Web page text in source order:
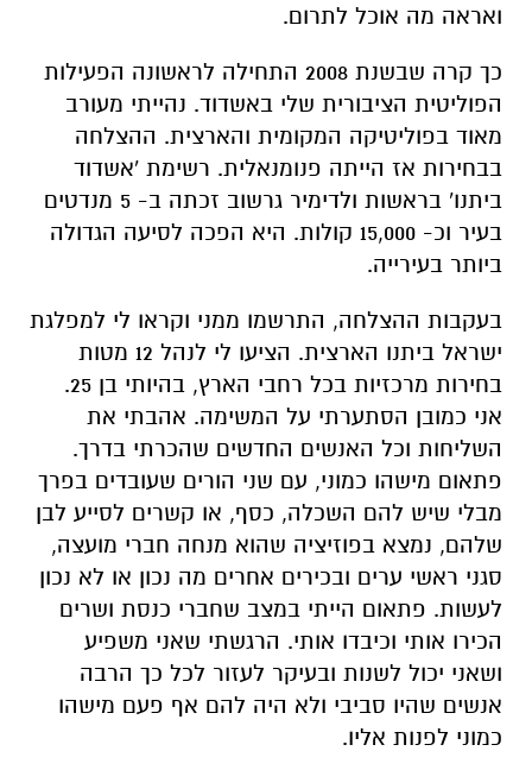
ואראה מה אוכל לתרום.
כך קרה שבשנת 2008 התחילה לראשונה הפעילות
הפוליטית הציבורית שלי באשדוד. נהייתי מעורב
מאוד בפוליטיקה המקומית והארצית. ההצלחה
בבחירות אז הייתה פנומנאלית. רשימת 'אשדוד
ביתנו' בראשות ולדימיר גרשוב זכתה ב- 5 מנדטים
בעיר וכ- 15,000 קולות. היא הפכה לסיעה הגדולה
ביותר בעירייה.
בעקבות ההצלחה, התרשמו ממני וקראו לי למפלגת
ישראל ביתנו הארצית. הציעו לי לנהל 12 מטות
בחירות מרכזיות בכל רחבי הארץ, בהיותי בן 25.
אני כמובן הסתערתי על המשימה. אהבתי את
השליחות וכל האנשים החדשים שהכרתי בדרך.
פתאום מישהו כמוני, עם שני הורים שעובדים בפרך
מבלי שיש להם השכלה, כסף, או קשרים לסייע לבן
שלהם, נמצא בפוזיציה שהוא מנחה חברי מועצה,
סגני ראשי ערים ובכירים אחרים מה נכון או לא נכון
לעשות. פתאום הייתי במצב שחברי כנסת ושרים
הכירו אותי וכיבדו אותי. הרגשתי שאני משפיע
ושאני יכול לשנות ובעיקר לעזור לכל כך הרבה
אנשים שהיו סביבי ולא היה להם אף פעם מישהו
כמוני לפנות אליו.